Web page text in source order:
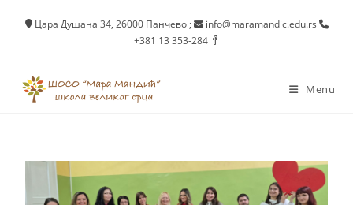
Цара Душана 34, 26000 Панчево;
info@maramandic.edu.rs
+381 13 353-284
Menu